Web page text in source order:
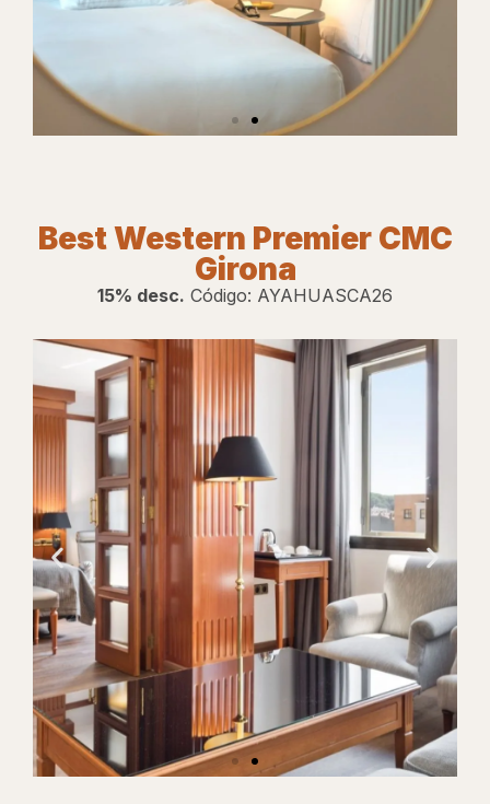
do
Hotel
Best Western Premier CMC
Girona
15% desc. Código: AYAHUASCA26